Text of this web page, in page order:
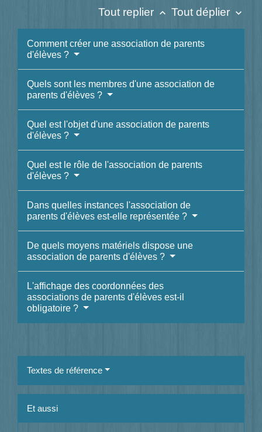
Tout replier keyboard_arrow_up Tout déplier keyboard_arrow_down
Comment créer une association de parents
d'élèves ?
Quels sont les membres d'une association de
parents d'élèves ?
Quel est l'objet d'une association de parents
d'élèves ?
Quel est le rôle de l'association de parents
d'élèves ?
Dans quelles instances l'association de
parents d'élèves est-elle représentée ?
De quels moyens matériels dispose une
association de parents d'élèves ?
L'affichage des coordonnées des
associations de parents d'élèves est-il
obligatoire ?
Textes de référence
Et aussi